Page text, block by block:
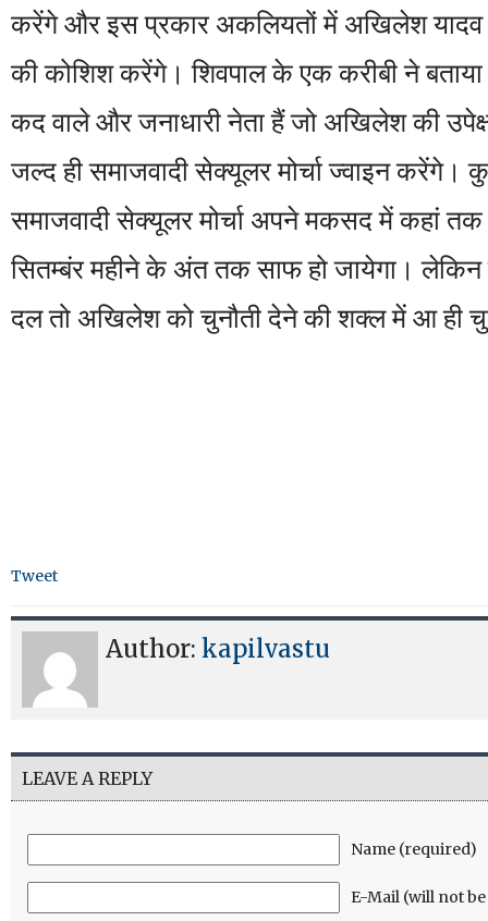
करेंगे और इस प्रकार अकलियतों में अखिलेश
की कोशिश करेंगे। शिवपाल के एक करीबी ने
कद वाले और जनाधारी नेता हैं जो अखिलेश की
जल्द ही समाजवादी सेक्यूलर मोर्चा ज्वाइन करेंगे।
समाजवादी सेक्यूलर मोर्चा अपने मकसद में कहां तक
सितम्बंर महीने के अंत तक साफ हो जायेगा। लेकिन
दल तो अखिलेश को चुनौती देने की शक्ल में आ ही
Tweet
Author: kapilvastu
LEAVE A REPLY
Name (required)
E-Mail (will not